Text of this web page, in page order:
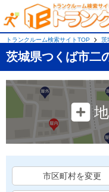
トランクルーム検索サイトTOP 茨
茨城県つくば市二
市区町村を変更